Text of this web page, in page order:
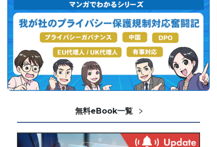
無料eBook一覧